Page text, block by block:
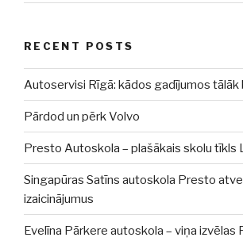
RECENT POSTS
Autoservisi Rīgā: kādos gadījumos tālāk
Pārdod un pērk Volvo
Presto Autoskola – plašākais skolu tīkls
Singapūras Satīns autoskola Presto
izaicinājumus
Evelīna Pārkere autoskola – viņa izvēlas